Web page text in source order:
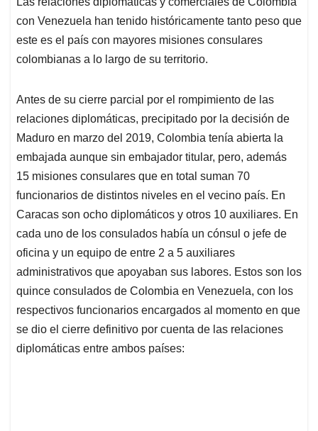
s
A
p
p
b
o
o
k
e
d
I
n
l
a
d
s
con Venezuela han tenido históricamente tanto peso que
este es el país con mayores misiones consulares
colombianas a lo largo de su territorio.
Antes de su cierre parcial por el rompimiento de las
relaciones diplomáticas, precipitado por la decisión de
Maduro en marzo del 2019, Colombia tenía abierta la
embajada aunque sin embajador titular, pero, además
15 misiones consulares que en total suman 70
funcionarios de distintos niveles en el vecino país. En
Caracas son ocho diplomáticos y otros 10 auxiliares. En
cada uno de los consulados había un cónsul o jefe de
oficina y un equipo de entre 2 a 5 auxiliares
administrativos que apoyaban sus labores. Estos son los
quince consulados de Colombia en Venezuela, con los
respectivos funcionarios encargados al momento en que
se dio el cierre definitivo por cuenta de las relaciones
diplomáticas entre ambos países: